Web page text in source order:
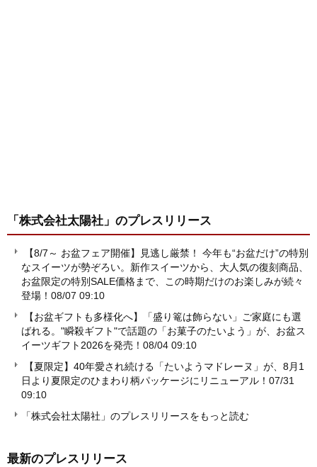
「株式会社太陽社」 のプレスリリース
【8/7～ お盆フェア開催】見逃し厳禁！ 今年も“お盆だけ”の特別
なスイーツが勢ぞろい。新作スイーツから、大人気の復刻商品、
お盆限定の特別SALE価格まで、この時期だけのお楽しみが続々
登場！ 08/07 09:10
【お盆ギフトも多様化へ】「盛り篭は飾らない」ご家庭にも選
ばれる。"瞬殺ギフト"で話題の「お菓子のたいよう」が、お盆ス
イーツギフト2026を発売！ 08/04 09:10
【夏限定】40年愛され続ける「たいようマドレーヌ」が、8月1
日より夏限定のひまわり柄パッケージにリニューアル！ 07/31
09:10
「株式会社太陽社」のプレスリリースをもっと読む
最新のプレスリリース